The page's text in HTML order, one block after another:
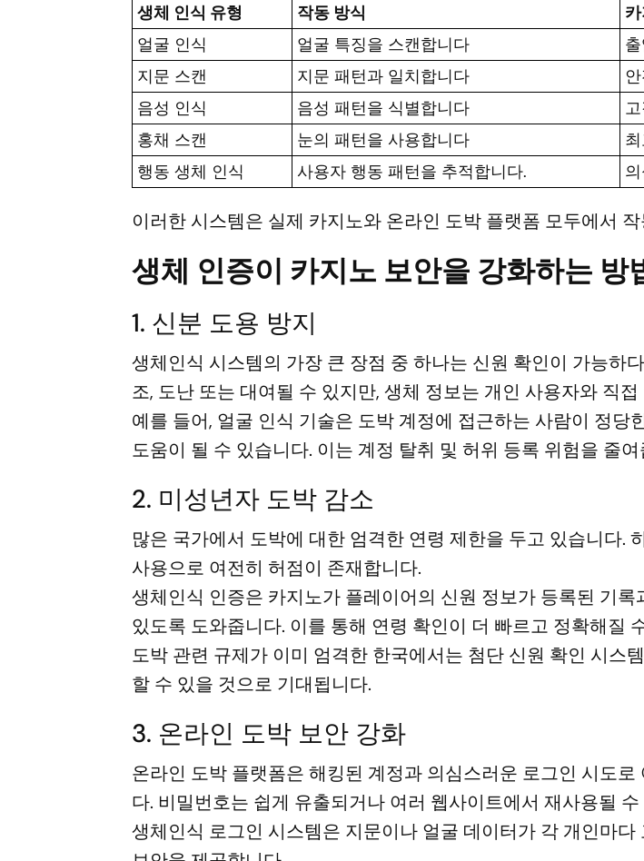
생체 인식 유형 작동 방식
얼굴 인식
얼굴 특징을 스캔합니다
지문 스캔
지문 패턴과 일치합니다
음성 인식
음성 패턴을 식별합니다
홍채 스캔
눈의 패턴을 사용합니다
행동 생체 인식
사용자 행동 패턴을 추적합니다.
이러한 시스템은 실제 카지노와 온라인 도박 플랫폼 모두에서
생체 인증이 카지노 보안을 강화하는 방
1. 신분 도용 방지
생체인식 시스템의 가장 큰 장점 중 하나는 신원 확인이 가능하
조, 도난 또는 대여될 수 있지만, 생체 정보는 개인 사용자와 직접
예를 들어, 얼굴 인식 기술은 도박 계정에 접근하는 사람이 정당
도움이 될 수 있습니다. 이는 계정 탈취 및 허위 등록 위험을 줄여
2. 미성년자 도박 감소
많은 국가에서 도박에 대한 엄격한 연령 제한을 두고 있습니다.
사용으로 여전히 허점이 존재합니다.
생체인식 인증은 카지노가 플레이어의 신원 정보가 등록된 기
있도록 도와줍니다. 이를 통해 연령 확인이 더 빠르고 정확해질
도박 관련 규제가 이미 엄격한 한국에서는 첨단 신원 확인 시스
할 수 있을 것으로 기대됩니다.
3. 온라인 도박 보안 강화
온라인 도박 플랫폼은 해킹된 계정과 의심스러운 로그인 시도로
다. 비밀번호는 쉽게 유출되거나 여러 웹사이트에서 재사용될 수
생체인식 로그인 시스템은 지문이나 얼굴 데이터가 각 개인마